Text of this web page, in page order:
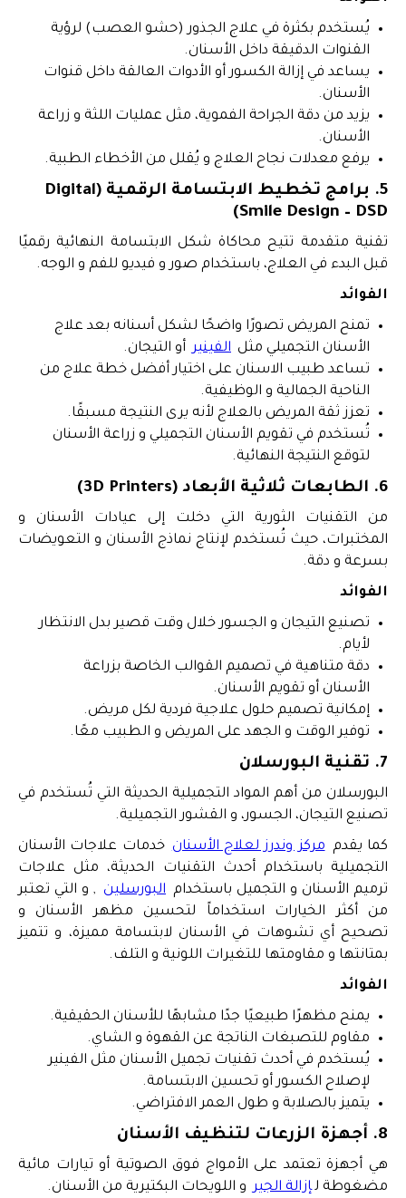
يُستخدم بكثرة في علاج الجذور (حشو العصب) لرؤية
القنوات الدقيقة داخل الأسنان.
يساعد في إزالة الكسور أو الأدوات العالقة داخل قنوات
الأسنان.
يزيد من دقة الجراحة الفموية، مثل عمليات اللثة و زراعة
الأسنان.
يرفع معدلات نجاح العلاج و يُقلل من الأخطاء الطبية.
5. برامج تخطيط الابتسامة الرقمية (Digital
Smile Design – DSD)
تقنية متقدمة تتيح محاكاة شكل الابتسامة النهائية رقميًا
قبل البدء في العلاج، باستخدام صور و فيديو للفم و الوجه.
الفوائد
تمنح المريض تصورًا واضحًا لشكل أسنانه بعد علاج
الأسنان التجميلي مثل الفينير أو التيجان.
تساعد طبيب الاسنان على اختيار أفضل خطة علاج من
الناحية الجمالية و الوظيفية.
تعزز ثقة المريض بالعلاج لأنه يرى النتيجة مسبقًا.
تُستخدم في تقويم الأسنان التجميلي و زراعة الأسنان
لتوقع النتيجة النهائية.
6. الطابعات ثلاثية الأبعاد (3D Printers)
من التقنيات الثورية التي دخلت إلى عيادات الأسنان و
المختبرات، حيث تُستخدم لإنتاج نماذج الأسنان و التعويضات
بسرعة و دقة.
الفوائد
تصنيع التيجان و الجسور خلال وقت قصير بدل الانتظار
لأيام.
دقة متناهية في تصميم القوالب الخاصة بزراعة
الأسنان أو تقويم الأسنان.
إمكانية تصميم حلول علاجية فردية لكل مريض.
توفير الوقت و الجهد على المريض و الطبيب معًا.
7. تقنية البورسلان
البورسلان من أهم المواد التجميلية الحديثة التي تُستخدم في
تصنيع التيجان، الجسور، و القشور التجميلية.
كما يقدم مركز وندرز لعلاج الأسنان خدمات علاجات الأسنان
التجميلية باستخدام أحدث التقنيات الحديثة، مثل علاجات
ترميم الأسنان و التجميل باستخدام البورسلين , و التي تعتبر
من أكثر الخيارات استخداماً لتحسين مظهر الأسنان و
تصحيح أي تشوهات في الأسنان لابتسامة مميزة، و تتميز
بمتانتها و مقاومتها للتغيرات اللونية و التلف.
الفوائد
يمنح مظهرًا طبيعيًا جدًا مشابهًا للأسنان الحقيقية.
مقاوم للتصبغات الناتجة عن القهوة و الشاي.
يُستخدم في أحدث تقنيات تجميل الأسنان مثل الفينير
لإصلاح الكسور أو تحسين الابتسامة.
يتميز بالصلابة و طول العمر الافتراضي.
8. أجهزة الزرعات لتنظيف الأسنان
هي أجهزة تعتمد على الأمواج فوق الصوتية أو تيارات مائية
مضغوطة لإزالة الجير و اللويحات البكتيرية من الأسنان.